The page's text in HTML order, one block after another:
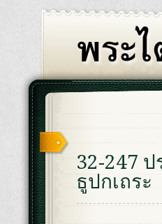
32-247
ธูปกเถระ